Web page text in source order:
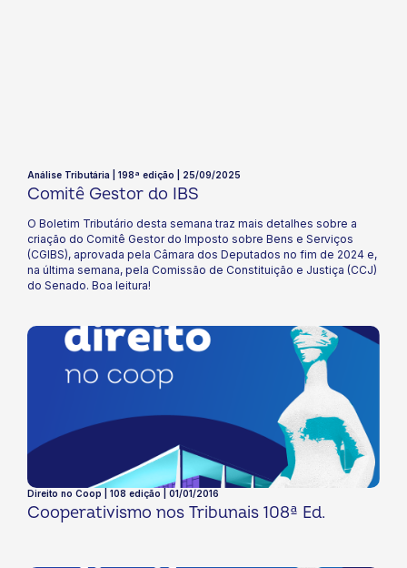
Análise Tributária | 198ª edição | 25/09/2025
Comitê Gestor do IBS
O Boletim Tributário desta semana traz mais detalhes sobre a
criação do Comitê Gestor do Imposto sobre Bens e Serviços
(CGIBS), aprovada pela Câmara dos Deputados no fim de 2024 e,
na última semana, pela Comissão de Constituição e Justiça (CCJ)
do Senado. Boa leitura!
Direito no Coop | 108 edição | 01/01/2016
Cooperativismo nos Tribunais 108ª Ed.